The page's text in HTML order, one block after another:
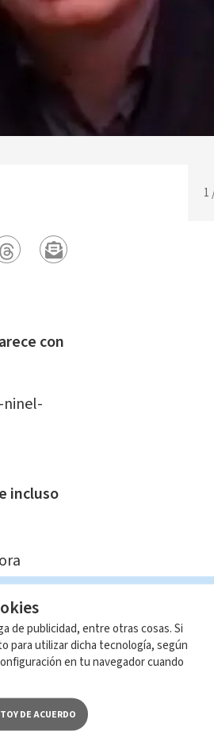
1
con
incluso
y los
me
nunca
de publicidad, entre otras cosas. Si
para utilizar dicha tecnología, según
en tu navegador cuando
DE ACUERDO